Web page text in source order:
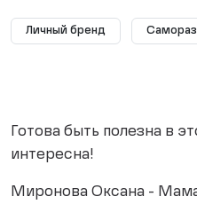
Личный бренд
Готова быть полезна в
интересна!
Миронова Оксана -